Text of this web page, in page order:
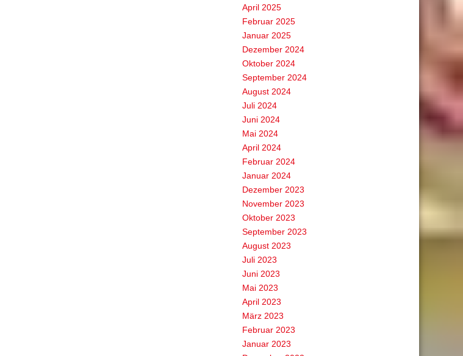
April 2025
Februar 2025
Januar 2025
Dezember 2024
Oktober 2024
September 2024
August 2024
Juli 2024
Juni 2024
Mai 2024
April 2024
Februar 2024
Januar 2024
Dezember 2023
November 2023
Oktober 2023
September 2023
August 2023
Juli 2023
Juni 2023
Mai 2023
April 2023
März 2023
Februar 2023
Januar 2023